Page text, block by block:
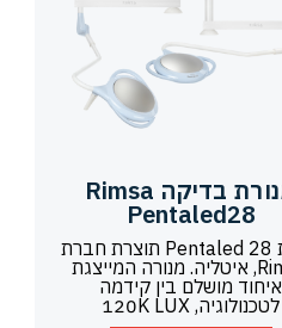
מנורת בדיקה Rimsa
Pentaled28
מנורת Pentaled 28 תוצרת חברת
Rimsa, איטליה. מנורה המייצגת
איחוד מושלם בין קידמה
לטכנולוגיה, 120K LUX